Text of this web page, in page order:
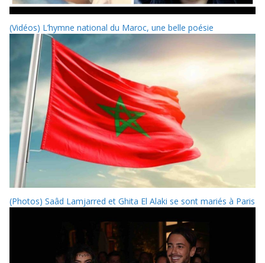
(Vidéos) L’hymne national du Maroc, une belle poésie
(Photos) Saâd Lamjarred et Ghita El Alaki se sont mariés à Paris